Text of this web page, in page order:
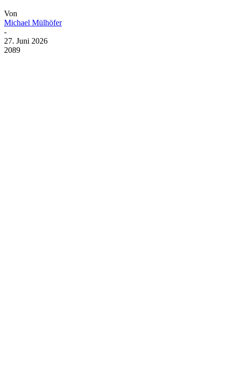
Von
Michael Mülhöfer
-
27. Juni 2026
2089